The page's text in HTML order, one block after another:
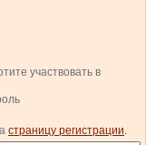
участвовать в
страницу регистрации.